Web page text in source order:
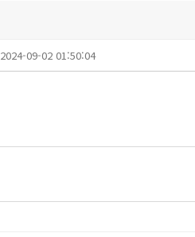
2024-09-02 01:50:04